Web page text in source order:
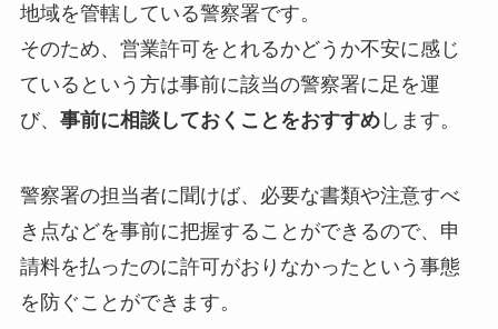
地域を管轄している警察署です。
そのため、営業許可をとれるかどうか不安に感じ
ているという方は事前に該当の警察署に足を運
び、 事前に相談しておくことをおすすめします。
警察署の担当者に聞けば、必要な書類や注意すべ
き点などを事前に把握することができるので、申
請料を払ったのに許可がおりなかったという事態
を防ぐことができます。